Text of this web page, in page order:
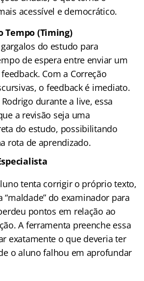
acessível e democrático.
Tempo (Timing)
do estudo para
de espera entre enviar um
Com a Correção
o feedback é imediato.
durante a live, essa
a revisão seja uma
do estudo, possibilitando
rota de aprendizado.
tenta corrigir o próprio texto,
“maldade” do examinador para
pontos em relação ao
A ferramenta preenche essa
exatamente o que deveria ter
o aluno falhou em aprofundar